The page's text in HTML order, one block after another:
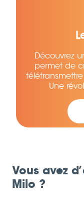
Découvrez
permet de
Une
Vous avez
Milo ?